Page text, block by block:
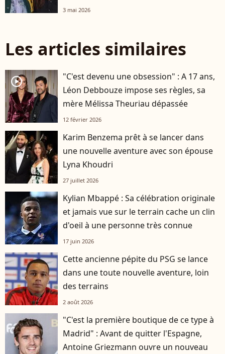
3 mai 2026
Les articles similaires
player2
"C'est devenu une obsession" : A 17 ans,
Léon Debbouze impose ses règles, sa
mère Mélissa Theuriau dépassée
12 février 2026
Karim Benzema prêt à se lancer dans
une nouvelle aventure avec son épouse
Lyna Khoudri
27 juillet 2026
Kylian Mbappé : Sa célébration originale
et jamais vue sur le terrain cache un clin
d'oeil à une personne très connue
17 juin 2026
Cette ancienne pépite du PSG se lance
dans une toute nouvelle aventure, loin
des terrains
2 août 2026
"C'est la première boutique de ce type à
Madrid" : Avant de quitter l'Espagne,
Antoine Griezmann ouvre un nouveau